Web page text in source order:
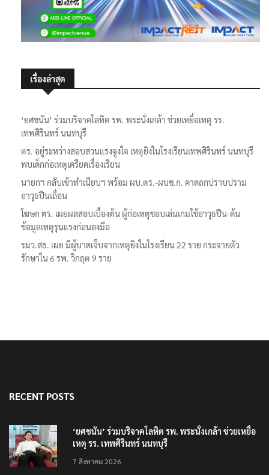
เรื่องล่าสุด
‘ยศชนัน’ ร่วมบริจาคโลหิต รพ. พระนั่งเกล้า ช่วยเหยื่อเหตุ รร.
เทพศิรินทร์ นนทบุรี
ตร. อยู่ระหว่างสอบสวนแรงจูงใจ เหตุยิงในโรงเรียนเทพศิรินทร์ นนทบุรี
พบเด็กก่อเหตุเครียดเรื่องเรียน
นายกฯ กลับเข้าทำเนียบฯ พร้อม ผบ.ตร.-ผบช.ก. คาดถกปราบปราม
อาวุธปืนเถื่อน
โฆษก ตร. เผยผลสอบเบื้องต้น ผู้ก่อเหตุชอบเล่นเกมใช้อาวุธปืน-ค้น
ข้อมูลเหตุรุนแรงก่อนลงมือ
รมว.สธ. เผย มีผู้บาดเจ็บจากเหตุยิงในโรงเรียน 22 ราย กระจายตัว
รักษาใน 6 รพ. วิกฤต 9 ราย
RECENT POSTS
‘ยศชนัน’ ร่วมบริจาคโลหิต รพ. พระนั่งเกล้า ช่วยเหยื่อ
เหตุ รร. เทพศิรินทร์ นนทบุรี
7 สิงหาคม 2026